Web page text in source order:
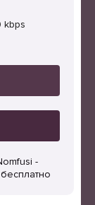
kbps
-